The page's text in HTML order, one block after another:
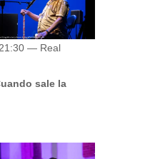
— Real
sale la